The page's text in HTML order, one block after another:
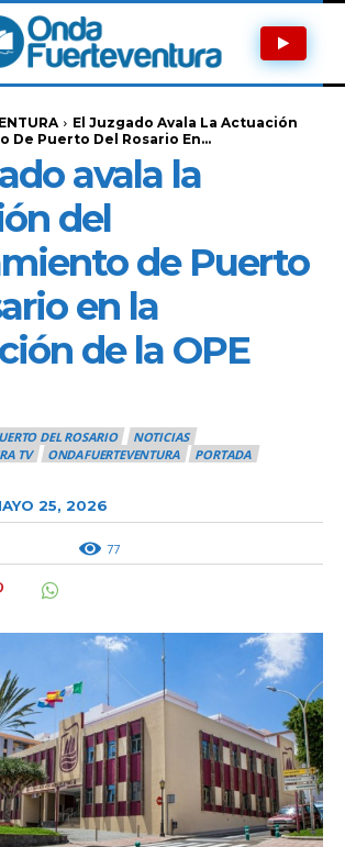
El Juzgado Avala La Actuación
De Puerto Del Rosario En...
avala la
del
de Puerto
en la
de la OPE
DEL ROSARIO
NOTICIAS
TV
ONDAFUERTEVENTURA
PORTADA
25, 2026
77